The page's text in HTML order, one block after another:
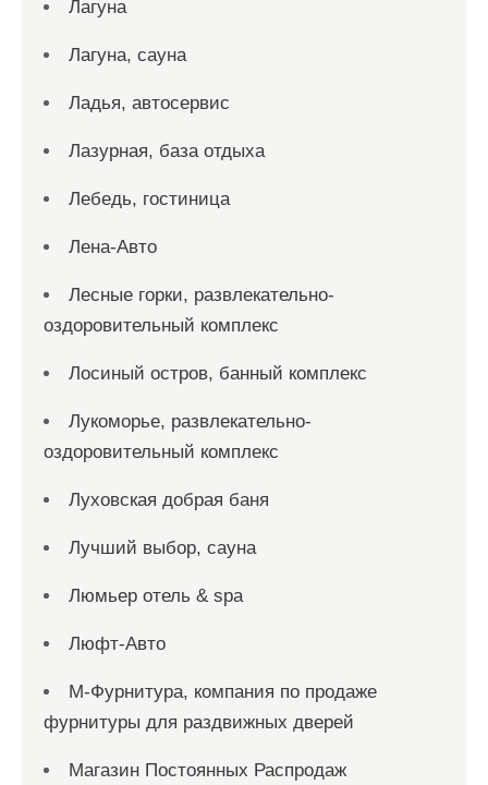
Лагуна
Лагуна, сауна
Ладья, автосервис
Лазурная, база отдыха
Лебедь, гостиница
Лена-Авто
Лесные горки, развлекательно-
оздоровительный комплекс
Лосиный остров, банный комплекс
Лукоморье, развлекательно-
оздоровительный комплекс
Луховская добрая баня
Лучший выбор, сауна
Люмьер отель & spa
Люфт-Авто
М-Фурнитура, компания по продаже
фурнитуры для раздвижных дверей
Магазин Постоянных Распродаж